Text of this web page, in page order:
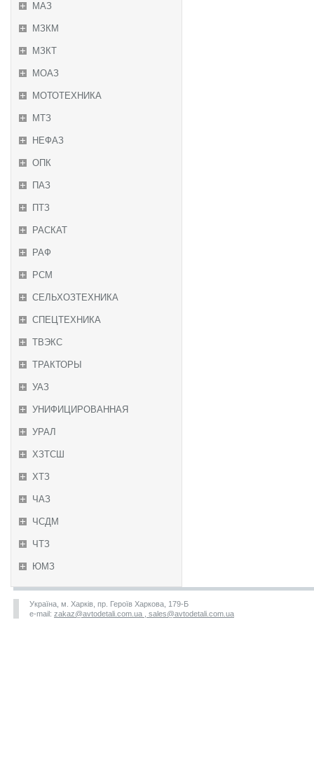
МАЗ
МЗКМ
МЗКТ
МОАЗ
МОТОТЕХНИКА
МТЗ
НЕФАЗ
ОПК
ПАЗ
ПТЗ
РАСКАТ
РАФ
РСМ
СЕЛЬХОЗТЕХНИКА
СПЕЦТЕХНИКА
ТВЭКС
ТРАКТОРЫ
УАЗ
УНИФИЦИРОВАННАЯ
УРАЛ
ХЗТСШ
ХТЗ
ЧАЗ
ЧСДМ
ЧТЗ
ЮМЗ
Україна, м. Харків, пр. Героїв Харкова, 179-Б
e-mail: zakaz@avtodetali.com.ua , sales@avtodetali.com.ua